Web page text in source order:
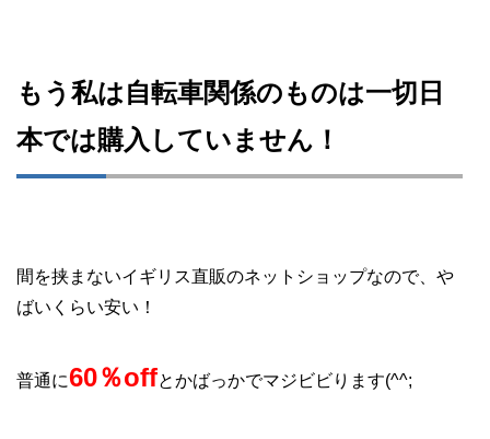
もう私は自転車関係のものは一切日
本では購入していません！
間を挟まないイギリス直販のネットショップなので、や
ばいくらい安い！
普通に60％offとかばっかでマジビビります(^^;